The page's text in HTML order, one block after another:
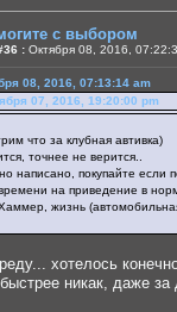
с выбором
: Октября 08, 2016,
08, 2016, 07:13:14 am
07, 2016, 19:20:00 pm
что за клубная автивка)
точнее не верится..
написано, покупайте
на приведение в
жизнь
хотелось
никак, даже